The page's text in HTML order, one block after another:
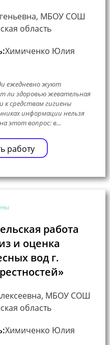
МБОУ СОШ
область
Химиченко Юлия
ежедневно жуют
ли здоровью жевательная
к средствам гигиены
информации нельзя
этот вопрос: в...
работу
работа
и оценка
вод г.
МБОУ СОШ
область
Химиченко Юлия